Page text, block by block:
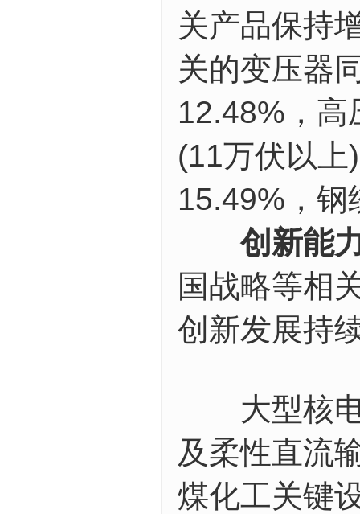
关产品保持
关的变压器
12.48%，高
(11万伏以
15.49%，钢
创新能力
国战略等相
创新发展持
大型核电
及柔性直流
煤化工关键